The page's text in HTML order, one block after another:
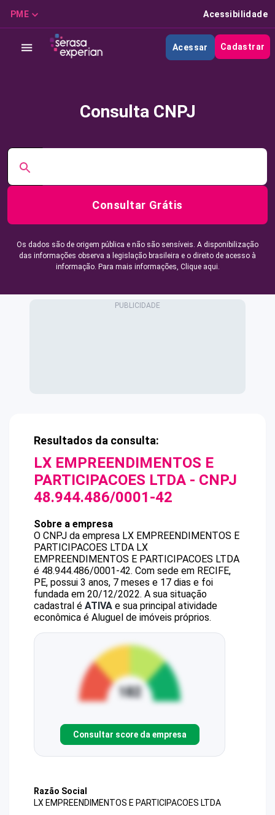
PME Acessibilidade
Acessar Cadastrar
Consulta CNPJ
Consultar Grátis
Os dados são de origem pública e não são sensíveis. A disponibilização
das informações observa a legislação brasileira e o direito de acesso à
informação. Para mais informações, Clique aqui.
Resultados da consulta:
LX EMPREENDIMENTOS E
PARTICIPACOES LTDA - CNPJ
48.944.486/0001-42
Sobre a empresa
O CNPJ da empresa LX EMPREENDIMENTOS E
PARTICIPACOES LTDA LX
EMPREENDIMENTOS E PARTICIPACOES LTDA
é 48.944.486/0001-42. Com sede em RECIFE,
PE, possui 3 anos, 7 meses e 17 dias e foi
fundada em 20/12/2022. A sua situação
cadastral é ATIVA e sua principal atividade
econômica é Aluguel de imóveis próprios.
Consultar score da empresa
Razão Social
LX EMPREENDIMENTOS E PARTICIPACOES LTDA